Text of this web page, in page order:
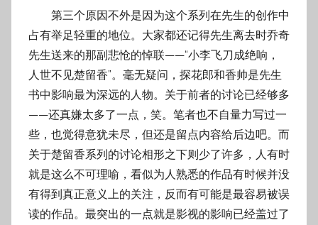
第三个原因不外是因为这个系列在先生的创作中
占有举足轻重的地位。大家都还记得先生离去时乔奇
先生送来的那副悲怆的悼联——“小李飞刀成绝响，
人世不见楚留香”。毫无疑问，探花郎和香帅是先生
书中影响最为深远的人物。关于前者的讨论已经够多
——还真嫌太多了一点，笑。笔者也不自量力写过一
些，也觉得意犹未尽，但还是留点内容给后边吧。而
关于楚留香系列的讨论相形之下则少了许多，人有时
就是这么不可理喻，看似为人熟悉的作品有时候并没
有得到真正意义上的关注，反而有可能是最容易被误
读的作品。最突出的一点就是影视的影响已经盖过了